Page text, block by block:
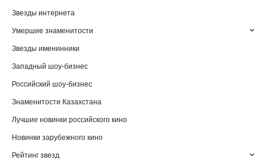
Звезды интернета
Умершие знаменитости
Звезды именинники
Западный шоу-бизнес
Российский шоу-бизнес
Знаменитости Казахстана
Лучшие новинки российского кино
Новинки зарубежного кино
Рейтинг звезд